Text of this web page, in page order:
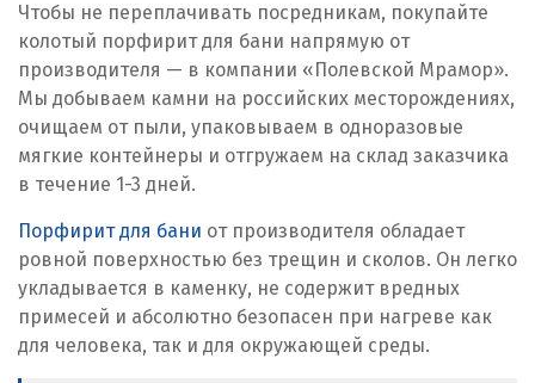
Чтобы не переплачивать посредникам, покупайте
колотый порфирит для бани напрямую от
производителя — в компании «Полевской Мрамор».
Мы добываем камни на российских месторождениях,
очищаем от пыли, упаковываем в одноразовые
мягкие контейнеры и отгружаем на склад заказчика
в течение 1-3 дней.
Порфирит для бани от производителя обладает
ровной поверхностью без трещин и сколов. Он легко
укладывается в каменку, не содержит вредных
примесей и абсолютно безопасен при нагреве как
для человека, так и для окружающей среды.